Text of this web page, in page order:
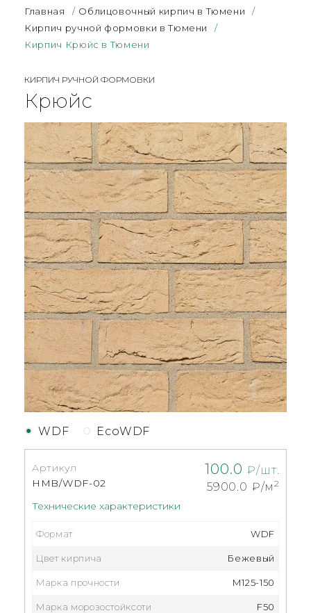
Главная / Облицовочный кирпич в Тюмени
/
Кирпич ручной формовки в Тюмени
/
Кирпич Крюйс в Тюмени
КИРПИЧ РУЧНОЙ ФОРМОВКИ
Крюйс
100.0 ₽/шт.
5900.0 ₽/м2
WDF EcoWDF
Технические характеристики
Артикул
HMB/WDF-02
Формат WDF
Цвет кирпича Бежевый
Марка прочности М125-150
Марка морозостойксоти F50